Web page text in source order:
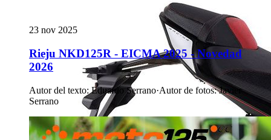
23 nov 2025
Rieju NKD125R - EICMA 2025 - Novedad
2026
Autor del texto: Eduardo Serrano·Autor de fotos: Javier
Serrano